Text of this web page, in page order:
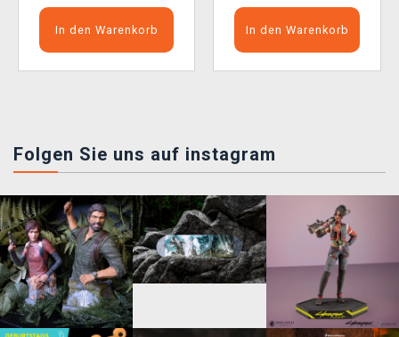
In den Warenkorb In den Warenkorb
Folgen Sie uns auf instagram